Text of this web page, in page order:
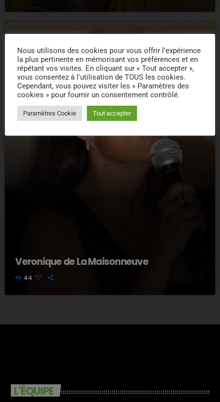
person_outline
Veronique de La Maisonneuve
44
L'ÉQUIPE
Nous utilisons des cookies pour vous offrir l'expérience
la plus pertinente en mémorisant vos préférences et en
répétant vos visites. En cliquant sur « Tout accepter »,
vous consentez à l'utilisation de TOUS les cookies.
Cependant, vous pouvez visiter les « Paramètres des
cookies » pour fournir un consentement contrôlé.
Paramètres Cookie Tout accepter